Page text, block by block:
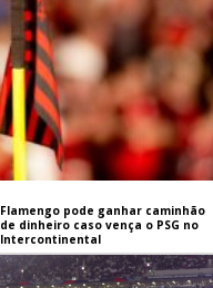
Flamengo pode ganhar caminhão
de dinheiro caso vença o PSG no
Intercontinental